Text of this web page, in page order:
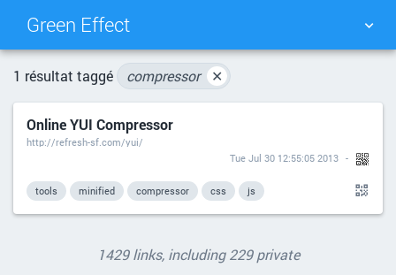
Green Effect
NUAGE DE TAGS
QUOTIDIEN
1 résultat taggé compressor ✕
Online YUI Compressor
http://refresh-sf.com/yui/
Tue Jul 30 12:55:05 2013
tools minified compressor css js
1429 links, including 229 private